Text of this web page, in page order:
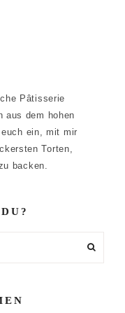
Pâtisserie
aus dem hohen
ein, mit mir
Torten,
backen.